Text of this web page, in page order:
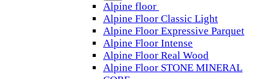
Alpine floor
Alpine Floor Classic Light
Alpine Floor Expressive Parquet
Alpine Floor Intense
Alpine Floor Real Wood
Alpine Floor STONE MINERAL